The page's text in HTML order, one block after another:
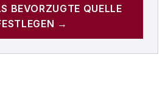
BEVORZUGTE QUELLE
→